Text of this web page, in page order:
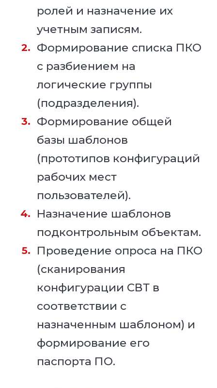
ролей и назначение их
учетным записям.
Формирование списка ПКО
с разбиением на
логические группы
(подразделения).
Формирование общей
базы шаблонов
(прототипов конфигураций
рабочих мест
пользователей).
Назначение шаблонов
подконтрольным объектам.
Проведение опроса на ПКО
(сканирования
конфигурации СВТ в
соответствии с
назначенным шаблоном) и
формирование его
паспорта ПО.